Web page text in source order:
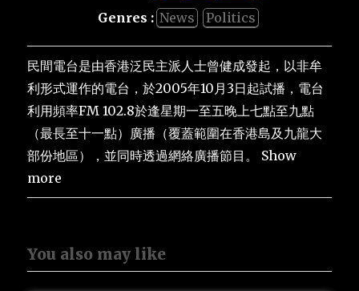
Genres : News Politics
民間電台是由香港泛民主派人士曾健成發起，以非牟
利形式運作的電台，於2005年10月3日起試播，電台
利用頻率FM 102.8於逢星期一至五晚上七點至九點
（最長至十一點）廣播（覆蓋範圍在香港島及九龍大
部份地區），並同時透過網絡廣播節目。 Show
more
You also may like